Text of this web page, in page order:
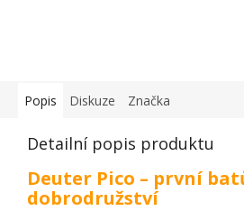
Popis Diskuze Značka
Detailní popis produktu
Deuter Pico – první
dobrodružství